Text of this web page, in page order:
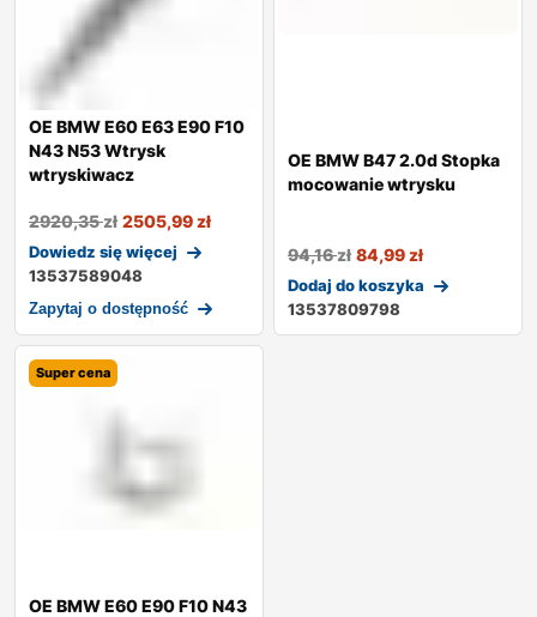
OE BMW E60 E63 E90 F10
N43 N53 Wtrysk
wtryskiwacz
2920,35zł 2505,99zł
Dowiedz się więcej
13537589048
Zapytaj o dostępność
OE BMW B47 2.0d Stopka
mocowanie wtrysku
94,16zł 84,99zł
Dodaj do koszyka
13537809798
Super cena
OE BMW E60 E90 F10 N43